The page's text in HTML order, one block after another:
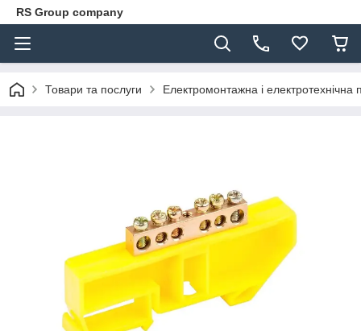
RS Group company
Товари та послуги Електромонтажна і електротехнічна